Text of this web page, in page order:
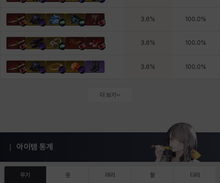
3.6% 100.0%
3.6% 100.0%
3.6% 100.0%
더 보기
아이템 통계
무기 옷 머리 팔 다리